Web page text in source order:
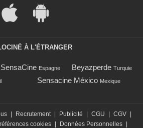
À L'ÉTRANGER
SensaCine Espagne Beyazperde Turquie
Sensacine México Mexique
| Recrutement | Publicité | CGU | CGV |
cookies | Données Personnelles |